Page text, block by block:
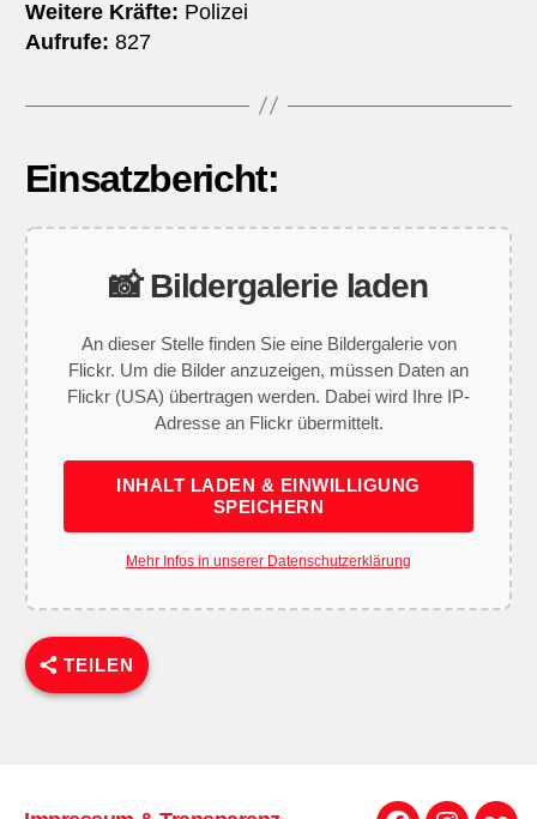
Weitere Kräfte: Polizei
Aufrufe: 827
Einsatzbericht:
📸 Bildergalerie laden
An dieser Stelle finden Sie eine Bildergalerie von
Flickr. Um die Bilder anzuzeigen, müssen Daten an
Flickr (USA) übertragen werden. Dabei wird Ihre IP-
Adresse an Flickr übermittelt.
INHALT LADEN & EINWILLIGUNG
SPEICHERN
Mehr Infos in unserer Datenschutzerklärung
TEILEN